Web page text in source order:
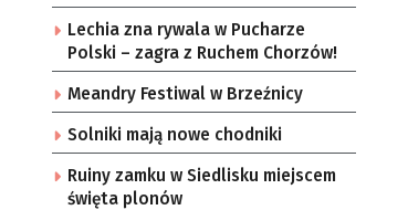
Lechia zna rywala w Pucharze
Polski – zagra z Ruchem Chorzów!
Meandry Festiwal w Brzeźnicy
Solniki mają nowe chodniki
Ruiny zamku w Siedlisku miejscem
święta plonów